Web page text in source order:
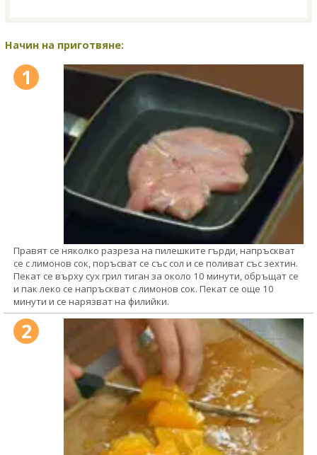
Начин на приготвяне:
1
Правят се няколко разреза на пилешките гърди, напръскват
се с лимонов сок, поръсват се със сол и се поливат със зехтин.
Пекат се върху сух грил тиган за около 10 минути, обръщат се
и пак леко се напръскват с лимонов сок. Пекат се още 10
минути и се нарязват на филийки.
2